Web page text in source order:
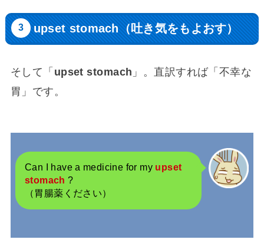
upset stomach（吐き気をもよおす）
そして「 upset stomach 」。直訳すれば「不幸な
胃」です。
Can I have a medicine for my upset
stomach ?
（胃腸薬ください）